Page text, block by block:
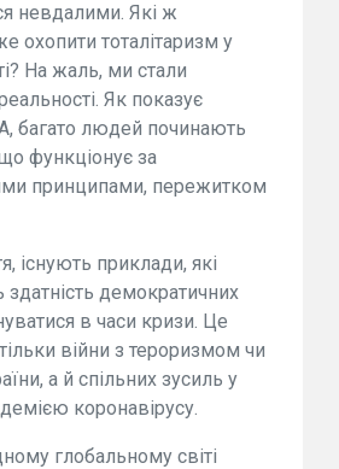
невдалими. Які ж
охопити тоталітаризм у
На жаль, ми стали
Як показує
багато людей починають
функціонує за
принципами, пережитком
існують приклади, які
демократичних
в часи кризи. Це
війни з тероризмом чи
а й спільних зусиль у
коронавірусу.
глобальному світі